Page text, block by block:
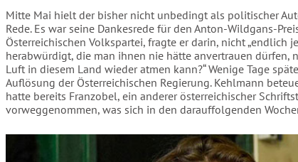
Mitte Mai hielt der bisher nicht unbedingt als politischer
Rede. Es war seine Dankesrede für den Anton-Wildgans-
Österreichischen Volkspartei, fragte er darin, nicht „endlich
herabwürdigt, die man ihnen nie hätte anvertrauen dürfen,
Luft in diesem Land wieder atmen kann?“ Wenige Tage
Auflösung der Österreichischen Regierung. Kehlmann
hatte bereits Franzobel, ein anderer österreichischer
vorweggenommen, was sich in den darauffolgenden